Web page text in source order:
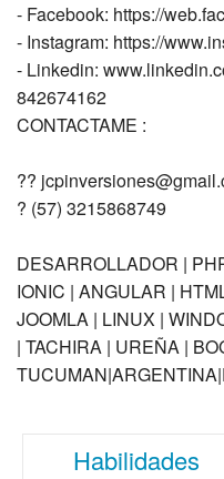
- Facebook: https://
- Instagram: https://
- Linkedin:
842674162
CONTACTAME :
??
? (57) 3215868749
DESARROLLADOR |
IONIC | ANGULAR |
JOOMLA | LINUX |
| TACHIRA | UREÑA |
Habilidades